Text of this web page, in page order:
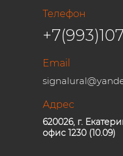
Телефон
Email
Адрес
620026, г.
офис 1230 (10.09)